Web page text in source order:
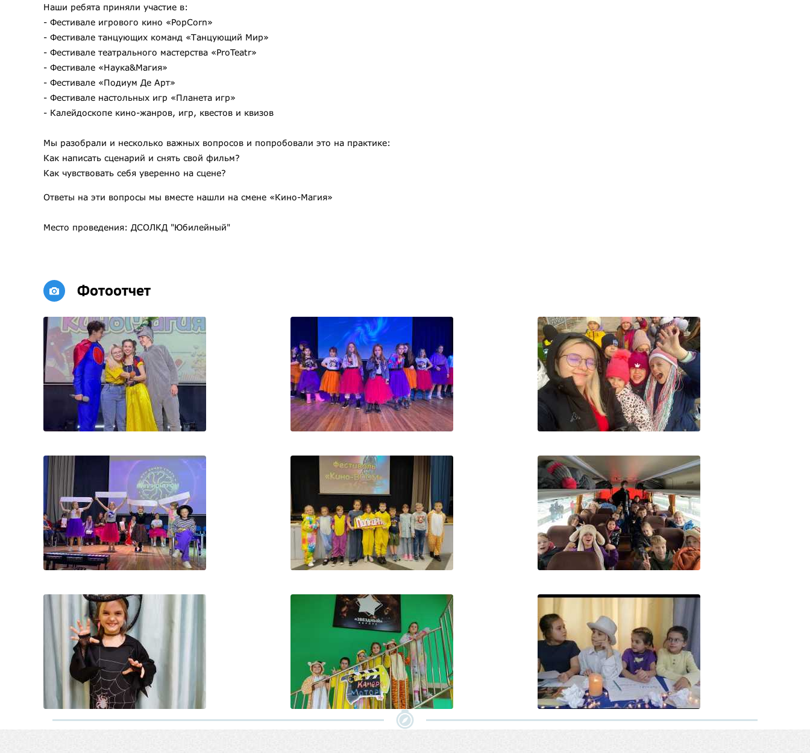
Наши ребята приняли участие в:
- Фестивале игрового кино «PopCorn»
- Фестивале танцующих команд «Танцующий Мир»
- Фестивале театрального мастерства «ProTeatr»
- Фестивале «Наука&Магия»
- Фестивале «Подиум Де Арт»
- Фестивале настольных игр «Планета игр»
- Калейдоскопе кино-жанров, игр, квестов и квизов
Мы разобрали и несколько важных вопросов и попробовали это на практике:
Как написать сценарий и снять свой фильм?
Как чувствовать себя уверенно на сцене?
Ответы на эти вопросы мы вместе нашли на смене «Кино-Магия»
Место проведения: ДСОЛКД "Юбилейный"
Фотоотчет